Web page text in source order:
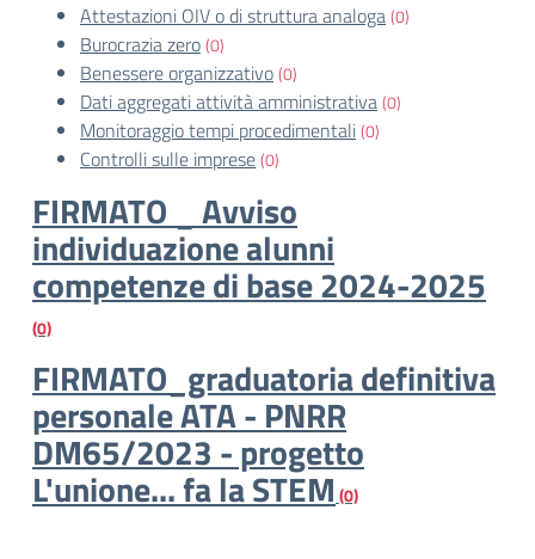
Attestazioni OIV o di struttura analoga(0)
Burocrazia zero(0)
Benessere organizzativo(0)
Dati aggregati attività amministrativa(0)
Monitoraggio tempi procedimentali(0)
Controlli sulle imprese(0)
FIRMATO _ Avviso
individuazione alunni
competenze di base 2024-2025
(0)
FIRMATO_graduatoria definitiva
personale ATA - PNRR
DM65/2023 - progetto
L'unione... fa la STEM (0)